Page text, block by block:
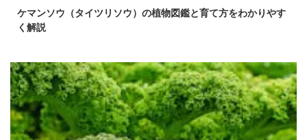
ケマンソウ（タイツリソウ）の植物図鑑と育て方をわかりやす
く解説